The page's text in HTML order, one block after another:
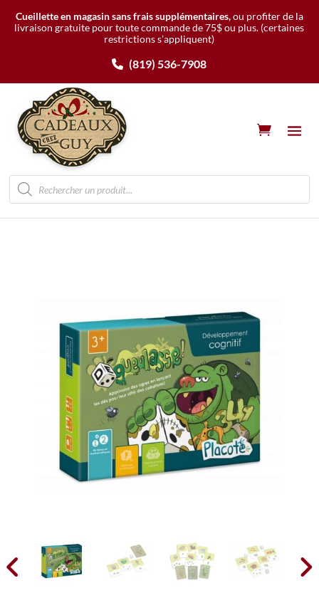
Cueillette en magasin sans frais supplémentaires,ou profiter de la
livraison gratuite pour toute commande de 75$ ou plus. (certaines
restrictions s’appliquent)
(819) 536-7908
Recherche
de
produits
 